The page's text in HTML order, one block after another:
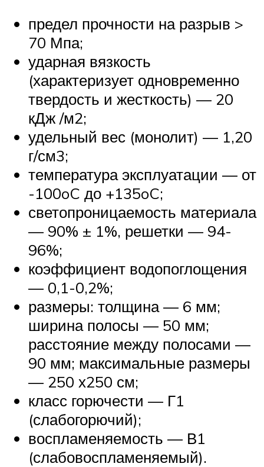
предел прочности на разрыв >
70 Мпа;
ударная вязкость
(характеризует одновременно
твердость и жесткость) — 20
кДж /м2;
удельный вес (монолит) — 1,20
г/см3;
температура эксплуатации — от
-100oC до +135oC;
светопроницаемость материала
— 90% ± 1%, решетки — 94-
96%;
коэффициент водопоглощения
— 0,1-0,2%;
размеры: толщина — 6 мм;
ширина полосы — 50 мм;
расстояние между полосами —
90 мм; максимальные размеры
— 250 х250 см;
класс горючести — Г1
(слабогорючий);
воспламеняемость — В1
(слабовоспламеняемый).